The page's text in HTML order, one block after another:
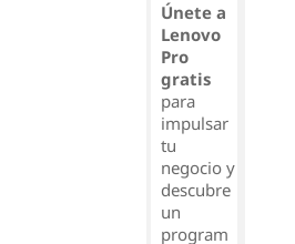
Únete a
Lenovo
Pro
gratis
para
impulsar
tu
negocio y
descubre
un
program